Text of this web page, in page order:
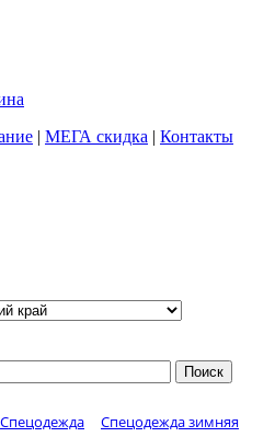
| МЕГА скидка | Контакты
Спецодежда
Спецодежда зимняя